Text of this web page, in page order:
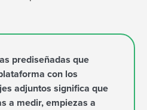
prediseñadas que
con los
adjuntos significa que
a medir, empiezas a